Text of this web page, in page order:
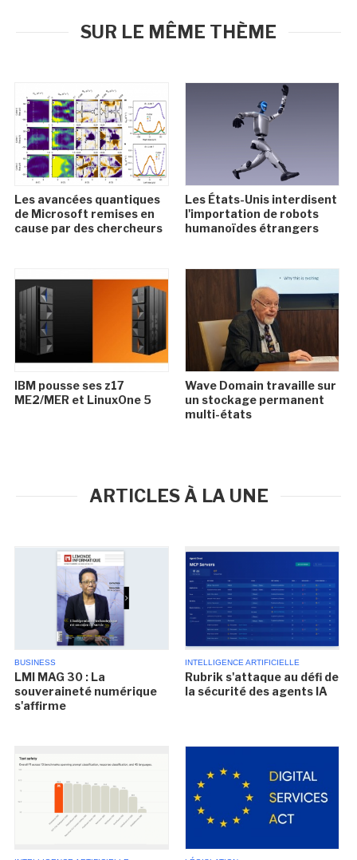
SUR LE MÊME THÈME
Les avancées quantiques
de Microsoft remises en
cause par des chercheurs
Les États-Unis interdisent
l'importation de robots
humanoïdes étrangers
IBM pousse ses z17
ME2/MER et LinuxOne 5
Wave Domain travaille sur
un stockage permanent
multi-états
ARTICLES À LA UNE
BUSINESS
LMI MAG 30 : La
souveraineté numérique
s'affirme
INTELLIGENCE ARTIFICIELLE
Rubrik s'attaque au défi de
la sécurité des agents IA